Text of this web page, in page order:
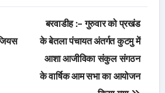
बरवाडीह :- गुरुवार को प्रखंड
के बेतला पंचायत अंतर्गत कुटमु में
आशा आजीविका संकुल संगठन
के वार्षिक आम सभा का आयोजन